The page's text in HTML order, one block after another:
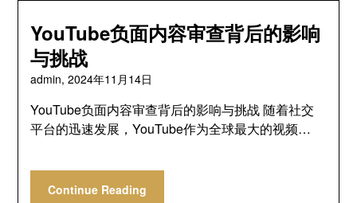
YouTube负面内容审查背后的影响
与挑战
admin,2024年11月14日
YouTube负面内容审查背后的影响与挑战 随着社交
平台的迅速发展，YouTube作为全球最大的视频…
Continue Reading